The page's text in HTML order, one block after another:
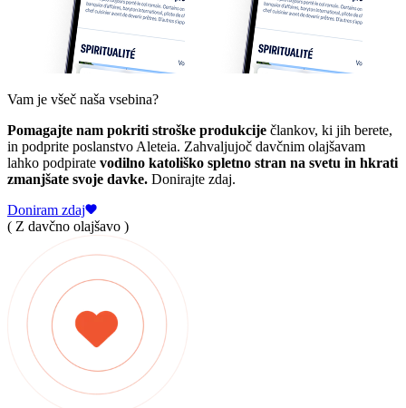
Vam je všeč naša vsebina?
Pomagajte nam pokriti stroške produkcije člankov, ki jih berete,
in podprite poslanstvo Aleteia. Zahvaljujoč davčnim olajšavam
lahko podpirate vodilno katoliško spletno stran na svetu in hkrati
zmanjšate svoje davke. Donirajte zdaj.
Doniram zdaj
( Z davčno olajšavo )